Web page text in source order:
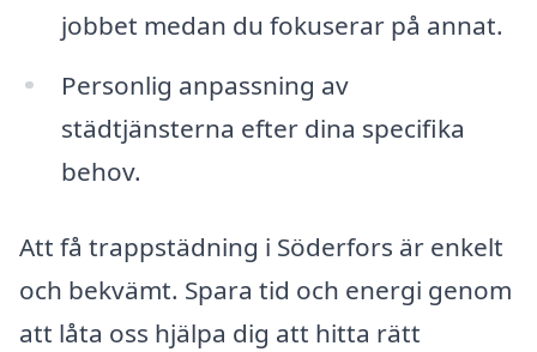
jobbet medan du fokuserar på annat.
Personlig anpassning av
städtjänsterna efter dina specifika
behov.
Att få trappstädning i Söderfors är enkelt
och bekvämt. Spara tid och energi genom
att låta oss hjälpa dig att hitta rätt